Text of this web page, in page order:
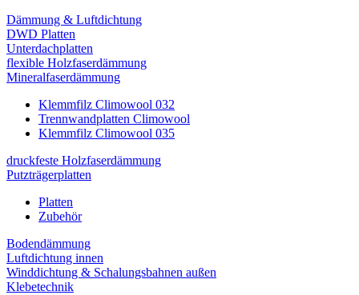
Dämmung & Luftdichtung
DWD Platten
Unterdachplatten
flexible Holzfaserdämmung
Mineralfaserdämmung
Klemmfilz Climowool 032
Trennwandplatten Climowool
Klemmfilz Climowool 035
druckfeste Holzfaserdämmung
Putzträgerplatten
Platten
Zubehör
Bodendämmung
Luftdichtung innen
Winddichtung & Schalungsbahnen außen
Klebetechnik